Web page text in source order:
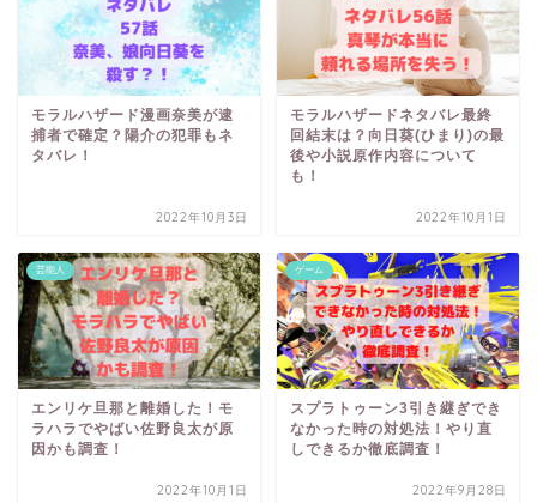
モラルハザード漫画奈美が逮
捕者で確定？陽介の犯罪もネ
タバレ！
2022年10月3日
モラルハザードネタバレ最終
回結末は？向日葵(ひまり)の最
後や小説原作内容について
も！
2022年10月1日
芸能人
エンリケ旦那と離婚した！モ
ラハラでやばい佐野良太が原
因かも調査！
2022年10月1日
ゲーム
スプラトゥーン3引き継ぎでき
なかった時の対処法！やり直
しできるか徹底調査！
2022年9月28日